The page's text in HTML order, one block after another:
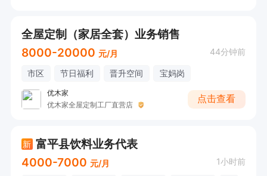
全屋定制（家居全套）业务销售
8000-20000 元/月 44分钟前
市区 节日福利 晋升空间 宝妈岗
优木家
优木家全屋定制工厂直营店
点击查看
新 富平县饮料业务代表
4000-7000 元/月 1小时前